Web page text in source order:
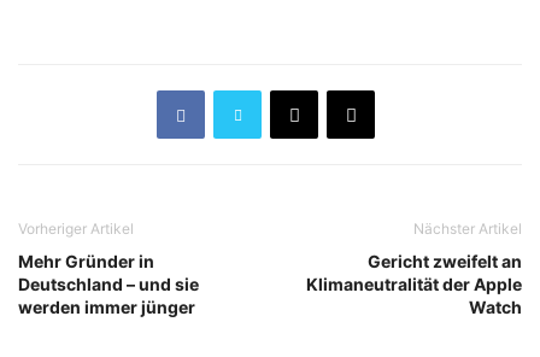
Vorheriger Artikel
Mehr Gründer in
Deutschland – und sie
werden immer jünger
Nächster Artikel
Gericht zweifelt an
Klimaneutralität der Apple
Watch